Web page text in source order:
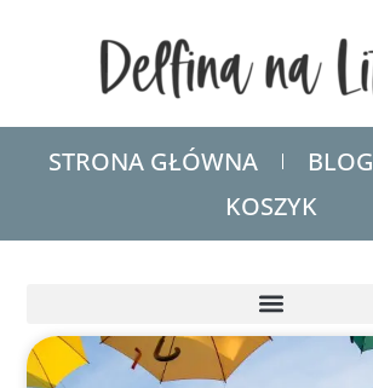
STRONA GŁÓWNA BLOG
KOSZYK